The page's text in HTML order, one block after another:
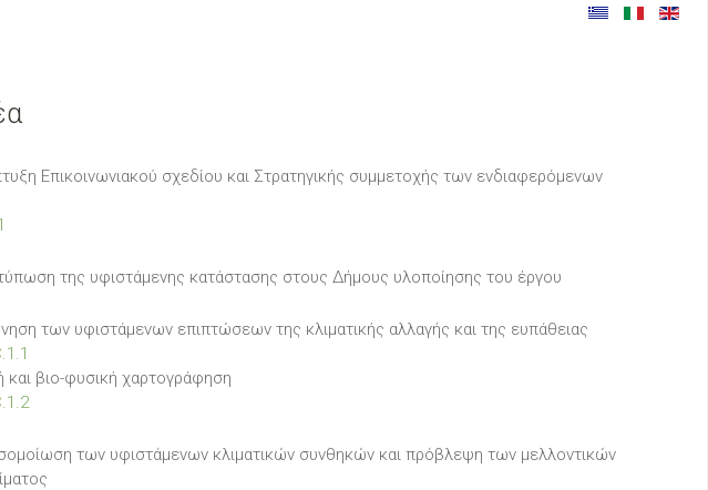
Επικοινωνιακού σχεδίου και Στρατηγικής συμμετοχής των ενδιαφερόμενων
της υφιστάμενης κατάστασης στους Δήμους υλοποίησης του έργου
των υφιστάμενων επιπτώσεων της κλιματικής αλλαγής και της ευπάθειας
και βιο-φυσική χαρτογράφηση
των υφιστάμενων κλιματικών συνθηκών και πρόβλεψη των μελλοντικών